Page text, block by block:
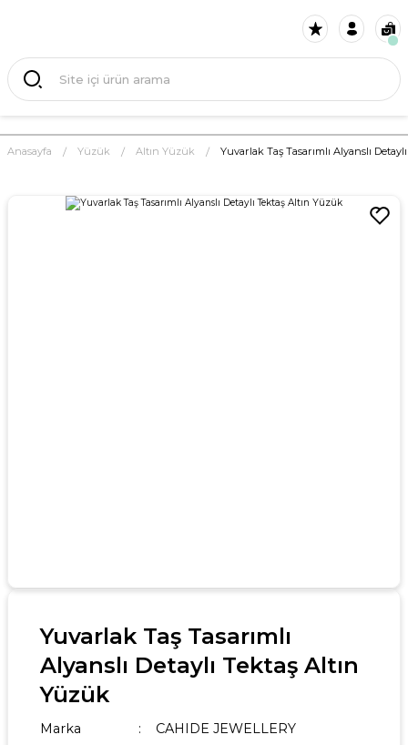
Anasayfa Yüzük Altın Yüzük Yuvarlak Taş Tasarımlı Alyanslı
Yuvarlak Taş Tasarımlı
Alyanslı Detaylı Tektaş Altın
Yüzük
Marka
CAHIDE JEWELLERY